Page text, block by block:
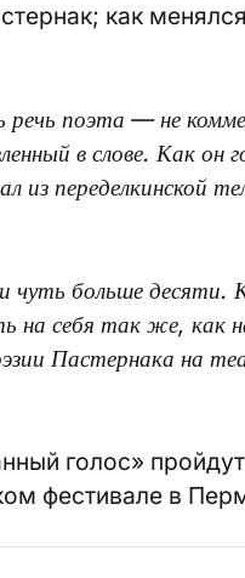
как
речь поэта — не
в слове. Как он
из переделкинской
чуть больше
на себя так же, как
Пастернака на
голос»
фестивале в